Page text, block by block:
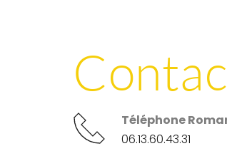
Téléphone
06.13.60.43.31